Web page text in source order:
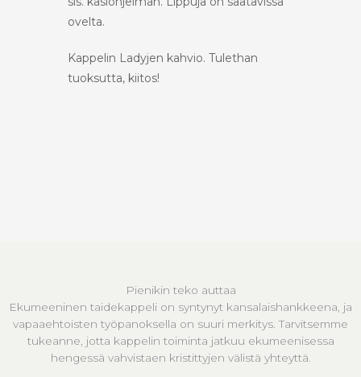
ovelta.
Kappelin Ladyjen kahvio. Tulethan
tuoksutta, kiitos!
Pienikin teko auttaa
Ekumeeninen taidekappeli on syntynyt kansalaishankkeena, ja
vapaaehtoisten työpanoksella on suuri merkitys. Tarvitsemme
tukeanne, jotta kappelin toiminta jatkuu ekumeenisessa
hengessä vahvistaen kristittyjen välistä yhteyttä.